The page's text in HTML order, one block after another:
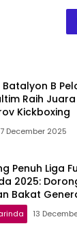
Batalyon B
Raih
Kickboxing
December 2025
Penuh Liga
2025:
Bakat
13